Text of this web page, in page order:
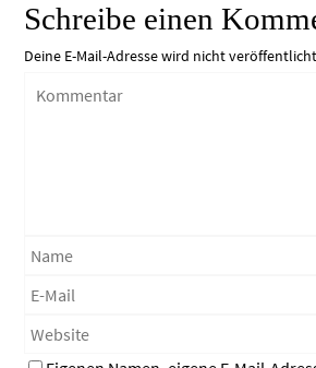
Schreibe einen
Deine E-Mail-Adresse wird nicht